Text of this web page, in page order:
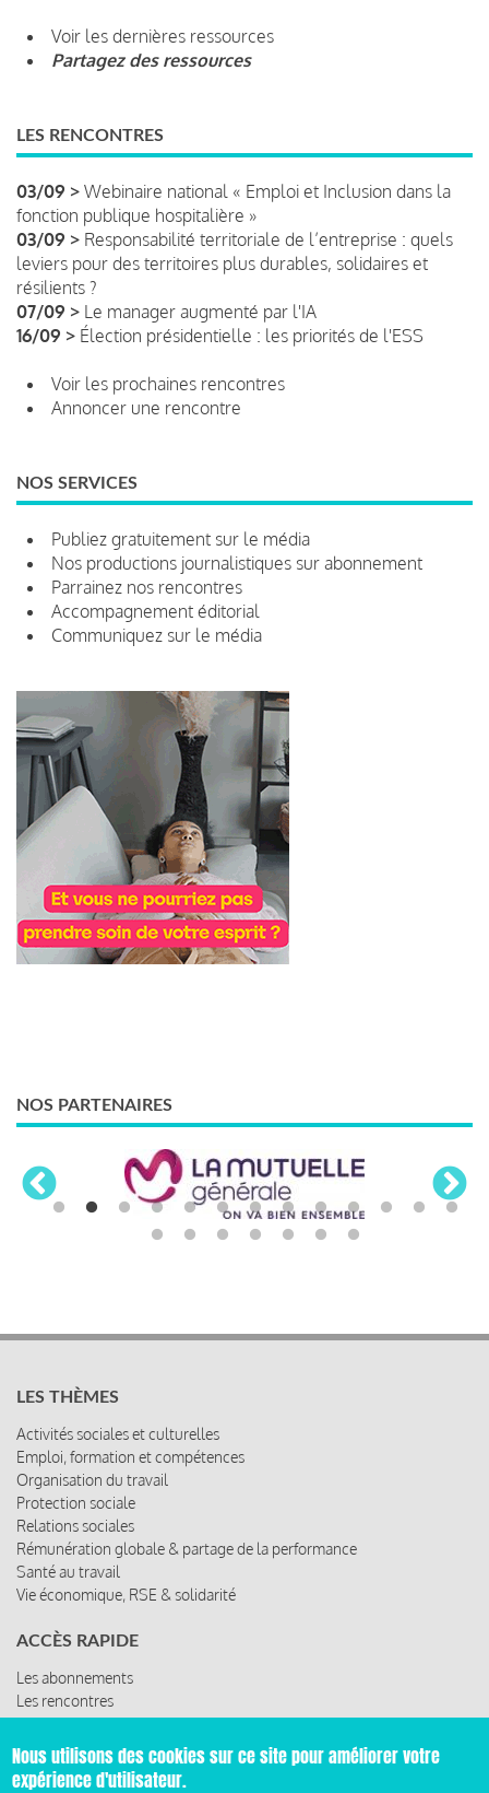
Voir les dernières ressources
Partagez des ressources
LES RENCONTRES
03/09 > Webinaire national « Emploi et Inclusion dans la
fonction publique hospitalière »
03/09 > Responsabilité territoriale de l’entreprise : quels
leviers pour des territoires plus durables, solidaires et
résilients ?
07/09 > Le manager augmenté par l'IA
16/09 > Élection présidentielle : les priorités de l'ESS
Voir les prochaines rencontres
Annoncer une rencontre
NOS SERVICES
Publiez gratuitement sur le média
Nos productions journalistiques sur abonnement
Parrainez nos rencontres
Accompagnement éditorial
Communiquez sur le média
NOS PARTENAIRES
LES THÈMES
Activités sociales et culturelles
Emploi, formation et compétences
Organisation du travail
Protection sociale
Relations sociales
Rémunération globale & partage de la performance
Santé au travail
Vie économique, RSE & solidarité
ACCÈS RAPIDE
Les abonnements
Les rencontres
Les ressources
Nous utilisons des cookies sur ce site pour améliorer votre
expérience d'utilisateur.